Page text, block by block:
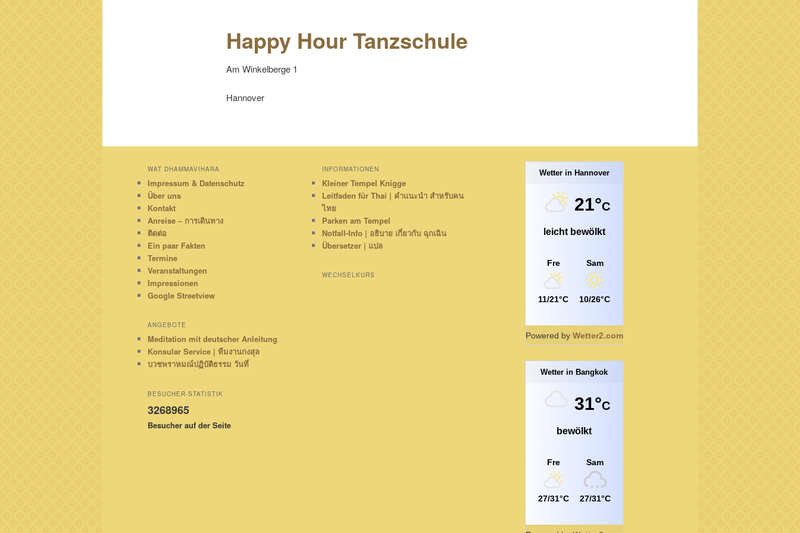
Happy Hour Tanzschule
Am Winkelberge 1
Hannover
WAT DHAMMAVIHARA
Impressum & Datenschutz
Über uns
Kontakt
Anreise – การเดินทาง
ติดต่อ
Ein paar Fakten
Termine
Veranstaltungen
Impressionen
Google Streetview
ANGEBOTE
Meditation mit deutscher Anleitung
Konsular Service | ทีมงานกงสุล
บวชพราหมณ์ปฏิบัติธรรม วันที่
BESUCHER-STATISTIK
3268965
Besucher auf der Seite
INFORMATIONEN
Kleiner Tempel Knigge
Leitfaden für Thai | คำแนะนำ สำหรับคน
ไทย
Parken am Tempel
Notfall-Info | อธิบาย เกี่ยวกับ ฉุกเฉิน
Übersetzer | แปล
WECHSELKURS
Wetter in Hannover
21°C
leicht bewölkt
Fre
11/21°C
Sam
10/26°C
Powered by Wetter2.com
Wetter in Bangkok
31°C
bewölkt
Fre
27/31°C
Sam
27/31°C